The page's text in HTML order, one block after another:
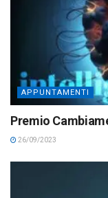
APPUNTAMENTI
Premio
26/09/2023